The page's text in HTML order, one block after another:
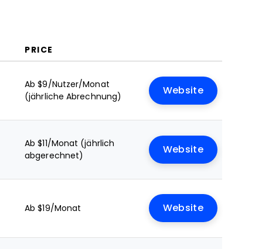
PRICE
Ab $9/Nutzer/Monat
(jährliche Abrechnung)
Website
Ab $11/Monat (jährlich
abgerechnet)
Website
Ab $19/Monat Website